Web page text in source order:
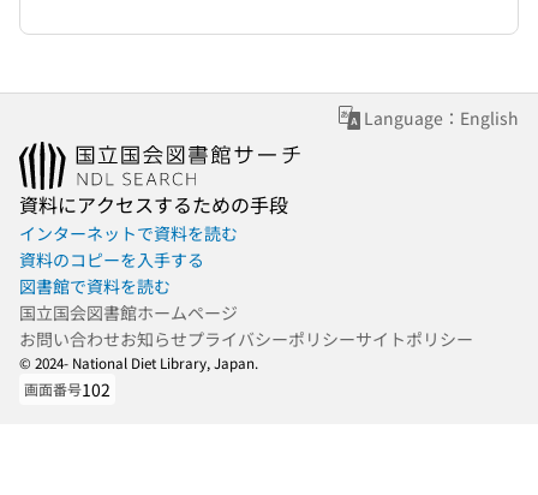
Language：English
資料にアクセスするための手段
インターネットで資料を読む
資料のコピーを入手する
図書館で資料を読む
国立国会図書館ホームページ
お問い合わせお知らせプライバシーポリシーサイトポリシー
© 2024- National Diet Library, Japan.
画面番号102